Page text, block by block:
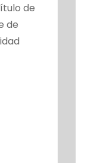
de
de